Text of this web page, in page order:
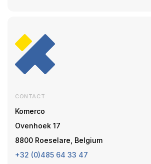
CONTACT
Komerco
Ovenhoek 17
8800 Roeselare, Belgium
+32 (0)485 64 33 47